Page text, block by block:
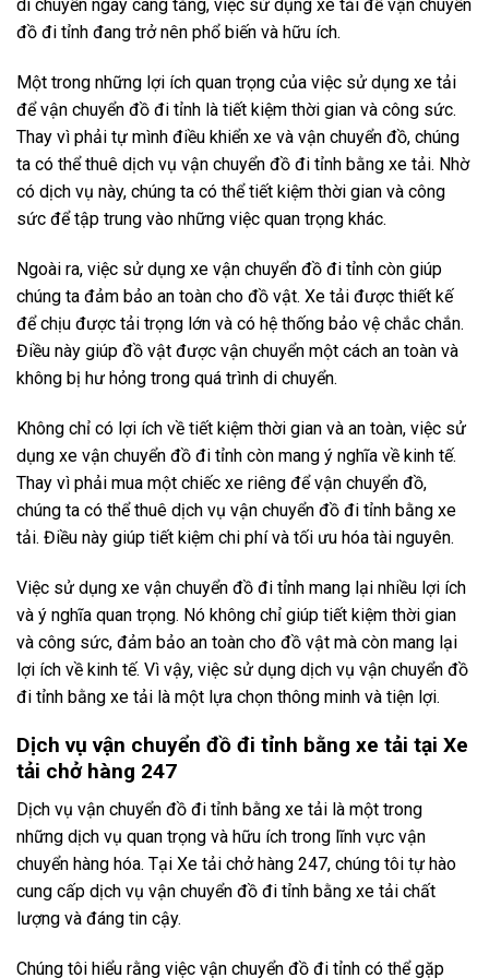
di chuyển ngày càng tăng, việc sử dụng xe tải để vận chuyển
đồ đi tỉnh đang trở nên phổ biến và hữu ích.
Một trong những lợi ích quan trọng của việc sử dụng xe tải
để vận chuyển đồ đi tỉnh là tiết kiệm thời gian và công sức.
Thay vì phải tự mình điều khiển xe và vận chuyển đồ, chúng
ta có thể thuê dịch vụ vận chuyển đồ đi tỉnh bằng xe tải. Nhờ
có dịch vụ này, chúng ta có thể tiết kiệm thời gian và công
sức để tập trung vào những việc quan trọng khác.
Ngoài ra, việc sử dụng xe vận chuyển đồ đi tỉnh còn giúp
chúng ta đảm bảo an toàn cho đồ vật. Xe tải được thiết kế
để chịu được tải trọng lớn và có hệ thống bảo vệ chắc chắn.
Điều này giúp đồ vật được vận chuyển một cách an toàn và
không bị hư hỏng trong quá trình di chuyển.
Không chỉ có lợi ích về tiết kiệm thời gian và an toàn, việc sử
dụng xe vận chuyển đồ đi tỉnh còn mang ý nghĩa về kinh tế.
Thay vì phải mua một chiếc xe riêng để vận chuyển đồ,
chúng ta có thể thuê dịch vụ vận chuyển đồ đi tỉnh bằng xe
tải. Điều này giúp tiết kiệm chi phí và tối ưu hóa tài nguyên.
Việc sử dụng xe vận chuyển đồ đi tỉnh mang lại nhiều lợi ích
và ý nghĩa quan trọng. Nó không chỉ giúp tiết kiệm thời gian
và công sức, đảm bảo an toàn cho đồ vật mà còn mang lại
lợi ích về kinh tế. Vì vậy, việc sử dụng dịch vụ vận chuyển đồ
đi tỉnh bằng xe tải là một lựa chọn thông minh và tiện lợi.
Dịch vụ vận chuyển đồ đi tỉnh bằng xe tải tại Xe
tải chở hàng 247
Dịch vụ vận chuyển đồ đi tỉnh bằng xe tải là một trong
những dịch vụ quan trọng và hữu ích trong lĩnh vực vận
chuyển hàng hóa. Tại Xe tải chở hàng 247, chúng tôi tự hào
cung cấp dịch vụ vận chuyển đồ đi tỉnh bằng xe tải chất
lượng và đáng tin cậy.
Chúng tôi hiểu rằng việc vận chuyển đồ đi tỉnh có thể gặp